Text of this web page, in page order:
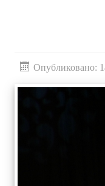
Опубликовано: